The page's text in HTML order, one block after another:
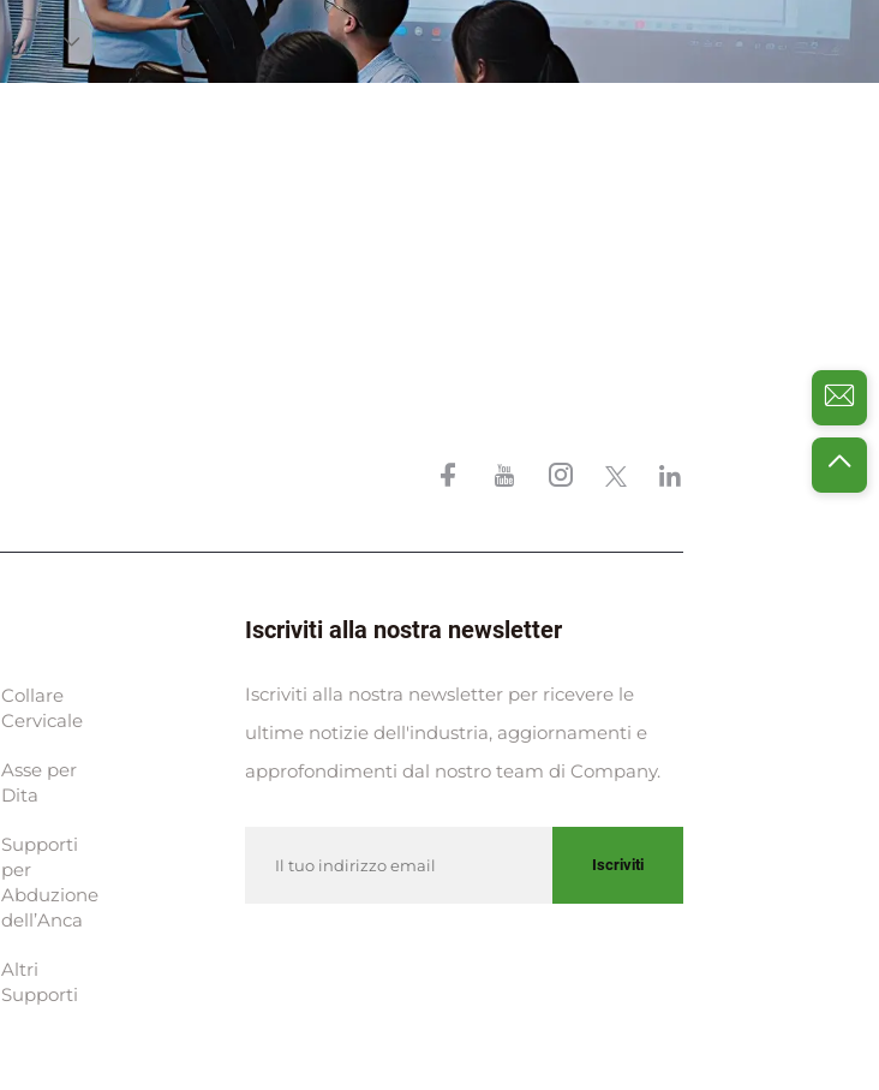
Collare
Cervicale
Asse per
Dita
Supporti
per
Abduzione
dell’Anca
Altri
Supporti
Iscriviti alla nostra newsletter
Iscriviti alla nostra newsletter per ricevere le
ultime notizie dell'industria, aggiornamenti e
approfondimenti dal nostro team di Company.
Iscriviti